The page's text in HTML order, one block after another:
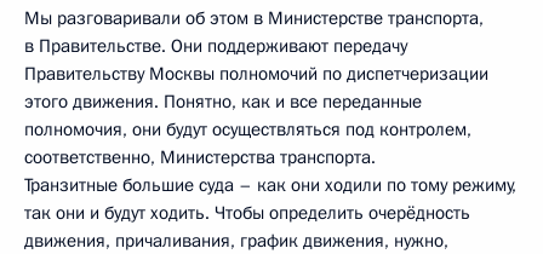
Мы разговаривали об этом в Министерстве транспорта,
в Правительстве. Они поддерживают передачу
Правительству Москвы полномочий по диспетчеризации
этого движения. Понятно, как и все переданные
полномочия, они будут осуществляться под контролем,
соответственно, Министерства транспорта.
Транзитные большие суда – как они ходили по тому режиму,
так они и будут ходить. Чтобы определить очерёдность
движения, причаливания, график движения, нужно,